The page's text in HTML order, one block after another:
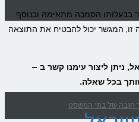
חובה של בתי המשפט
בבעלותו הסמכה מתאימה ובנוסף
המגשר יכול להבטיח את התוצאה
ניתן ליצור עימנו קשר ב –